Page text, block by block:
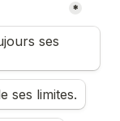
*
ses
ses limites.